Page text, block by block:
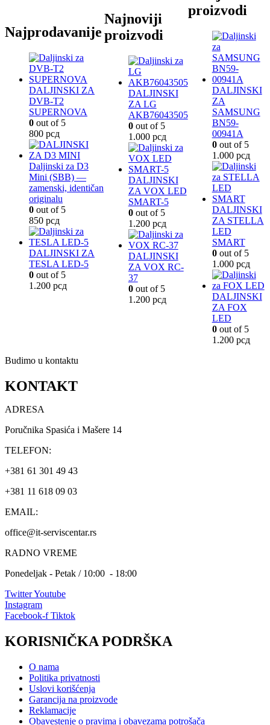
Najprodavanije
DALJINSKI ZA
DVB-T2
SUPERNOVA
0 out of 5
800 рсд
Daljinski za D3
Mini (SBB) —
zamenski, identičan
originalu
0 out of 5
850 рсд
DALJINSKI ZA
TESLA LED-5
0 out of 5
1.200 рсд
Najnoviji
proizvodi
DALJINSKI
ZA LG
AKB76043505
0out of 5
1.000 рсд
DALJINSKI
ZA VOX LED
SMART-5
0out of 5
1.200 рсд
DALJINSKI
ZA VOX RC-
37
0out of 5
1.200 рсд
proizvodi
DALJINSKI
ZA
SAMSUNG
BN59-
00941A
0out of 5
1.000 рсд
DALJINSKI
ZA STELLA
LED
SMART
0out of 5
1.000 рсд
DALJINSKI
ZA FOX
LED
0out of 5
1.200 рсд
Budimo u kontaktu
KONTAKT
ADRESA
Poručnika Spasića i Mašere 14
TELEFON:
+381 61 301 49 43
+381 11 618 09 03
EMAIL:
office@it-serviscentar.rs
RADNO VREME
Ponedeljak - Petak / 10:00 - 18:00
TwitterYoutube
Instagram
Facebook-f Tiktok
KORISNIČKA PODRŠKA
O nama
Politika privatnosti
Uslovi korišćenja
Garancija na proizvode
Reklamacije
Obavestenje o pravima i obavezama potrošača